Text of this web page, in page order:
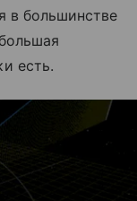
в большинстве
есть.